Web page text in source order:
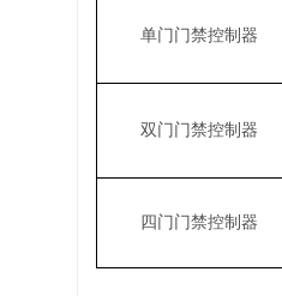
单门门禁控制器
双门门禁控制器
四门门禁控制器